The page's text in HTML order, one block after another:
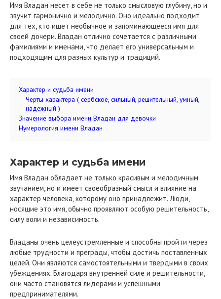
Имя Владан несет в себе не только смысловую глубину, но и
звучит гармонично и мелодично. Оно идеально подходит
для тех, кто ищет необычное и запоминающееся имя для
своей дочери. Владан отлично сочетается с различными
фамилиями и именами, что делает его универсальным и
подходящим для разных культур и традиций.
Характер и судьба имени
Черты характера ( сербское, сильный, решительный, умный,
надежный )
Значение выбора имени Владан для девочки
Нумерология имени Владан
Характер и судьба имени
Имя Владан обладает не только красивым и мелодичным
звучанием, но и имеет своеобразный смысл и влияние на
характер человека, которому оно принадлежит. Люди,
носящие это имя, обычно проявляют особую решительность,
силу воли и независимость.
Владаны очень целеустремленные и способны пройти через
любые трудности и преграды, чтобы достичь поставленных
целей. Они являются самостоятельными и твердыми в своих
убеждениях. Благодаря внутренней силе и решительности,
они часто становятся лидерами и успешными
предпринимателями.